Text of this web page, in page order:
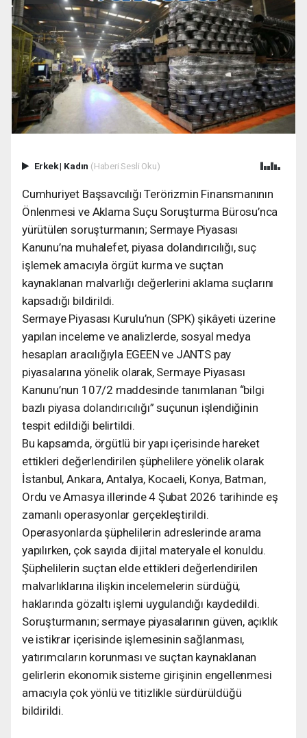
Erkek| Kadın (Haberi Sesli Oku)
Cumhuriyet Başsavcılığı Terörizmin Finansmanının
Önlenmesi ve Aklama Suçu Soruşturma Bürosu’nca
yürütülen soruşturmanın; Sermaye Piyasası
Kanunu’na muhalefet, piyasa dolandırıcılığı, suç
işlemek amacıyla örgüt kurma ve suçtan
kaynaklanan malvarlığı değerlerini aklama suçlarını
kapsadığı bildirildi.
Sermaye Piyasası Kurulu’nun (SPK) şikâyeti üzerine
yapılan inceleme ve analizlerde, sosyal medya
hesapları aracılığıyla EGEEN ve JANTS pay
piyasalarına yönelik olarak, Sermaye Piyasası
Kanunu’nun 107/2 maddesinde tanımlanan “bilgi
bazlı piyasa dolandırıcılığı” suçunun işlendiğinin
tespit edildiği belirtildi.
Bu kapsamda, örgütlü bir yapı içerisinde hareket
ettikleri değerlendirilen şüphelilere yönelik olarak
İstanbul, Ankara, Antalya, Kocaeli, Konya, Batman,
Ordu ve Amasya illerinde 4 Şubat 2026 tarihinde eş
zamanlı operasyonlar gerçekleştirildi.
Operasyonlarda şüphelilerin adreslerinde arama
yapılırken, çok sayıda dijital materyale el konuldu.
Şüphelilerin suçtan elde ettikleri değerlendirilen
malvarlıklarına ilişkin incelemelerin sürdüğü,
haklarında gözaltı işlemi uygulandığı kaydedildi.
Soruşturmanın; sermaye piyasalarının güven, açıklık
ve istikrar içerisinde işlemesinin sağlanması,
yatırımcıların korunması ve suçtan kaynaklanan
gelirlerin ekonomik sisteme girişinin engellenmesi
amacıyla çok yönlü ve titizlikle sürdürüldüğü
bildirildi.